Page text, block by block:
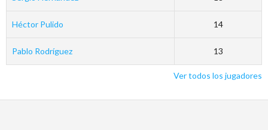
Héctor Pulido 14
Pablo Rodríguez 13
Ver todos los jugadores